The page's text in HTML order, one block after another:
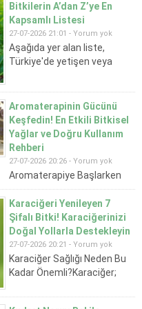
geçişleriyle birlikte öksürük,
burun akıntısı ve boğaz
ağrısı gibi şikayetler
yaygınlaşırken, birçok kişi
doğal yöntemlere yöneliyor.
hafifletmek için hangi...
Bitkilerin A’dan Z’ye En
Kapsamlı Listesi
27-07-2026 21:01 - Yorum yok
Aşağıda yer alan liste,
Türkiye'de yetişen veya
bitkilerin alfabetik olarak
hazırlanmış kapsamlı
bölümdür. Liste açıklama
içermemekte olup yalnızca
bitki adlarından
oluşmaktadır.Bir diğer
konumuz: Aromaterapinin
Bitkisel Yağlar ve Doğru
Kullanım RehberiA Harfli
Bitkiler1....
Aromaterapinin Gücünü
Keşfedin! En Etkili Bitkisel
Yağlar ve Doğru Kullanım
Rehberi
27-07-2026 20:26 - Yorum yok
Aromaterapiye Başlarken
Hangi Yağı Seçmelisiniz?
Aromaterapi dünyasında
birbirinden farklı özelliklere
sahip birçok uçucu yağ
bulunur. Bu nedenle ilk adım,
ihtiyacınıza uygun yağı
seçmektir. Yağların üretim
doğrudan etkiler. Buhar
Karaciğeri Yenileyen 7
Şifalı Bitki! Karaciğerinizi
Doğal Yollarla Destekleyin
27-07-2026 20:21 - Yorum yok
Karaciğer Sağlığı Neden Bu
Kadar Önemli?Karaciğer;
hormonların dengelenmesi,